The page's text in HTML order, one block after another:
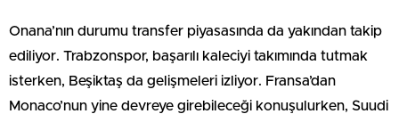
Onana’nın durumu transfer piyasasında da yakından takip
ediliyor. Trabzonspor, başarılı kaleciyi takımında tutmak
isterken, Beşiktaş da gelişmeleri izliyor. Fransa’dan
Monaco’nun yine devreye girebileceği konuşulurken, Suudi